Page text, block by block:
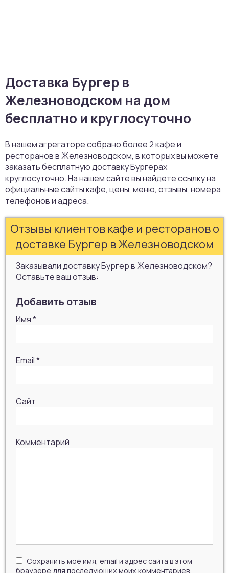
Доставка Бургер в
Железноводском на дом
бесплатно и круглосуточно
В нашем агрегаторе собрано более 2 кафе и
ресторанов в Железноводском, в которых вы можете
заказать бесплатную доставку Бургерах
круглосуточно. На нашем сайте вы найдете ссылку на
официальные сайты кафе, цены, меню, отзывы, номера
телефонов и адреса.
Отзывы клиентов кафе и ресторанов о
доставке Бургер в Железноводском
Заказывали доставку Бургер в Железноводском?
Оставьте ваш отзыв:
Добавить отзыв
Имя*
Email*
Сайт
Комментарий
Сохранить моё имя, email и адрес сайта в этом
браузере для последующих моих комментариев.